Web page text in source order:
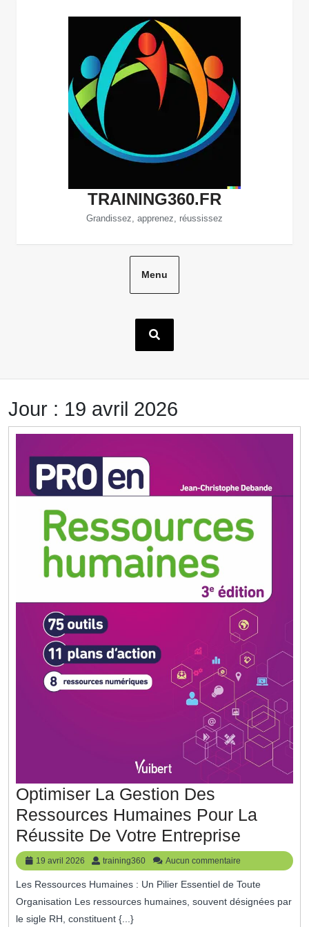
TRAINING360.FR
Grandissez, apprenez, réussissez
Menu
Jour : 19 avril 2026
Optimiser La Gestion Des
Ressources Humaines Pour La
Réussite De Votre Entreprise
La
Gestion
Des
19 avril 2026
19
avril
2026
training360 training360
Aucun commentaire
Les Ressources Humaines : Un Pilier Essentiel de Toute
Organisation Les ressources humaines, souvent désignées par
le sigle RH, constituent {...}